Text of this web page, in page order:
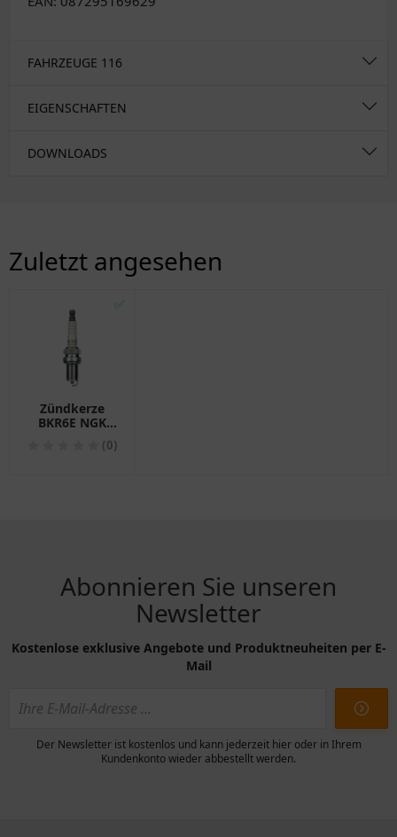
FAHRZEUGE 116
EIGENSCHAFTEN
DOWNLOADS
Zuletzt angesehen
✅
Zündkerze
BKR6E NGK
passend für:(0)
Abonnieren Sie unseren
Newsletter
Kostenlose exklusive Angebote und Produktneuheiten per E-
Mail
Der Newsletter ist kostenlos und kann jederzeit hier oder in Ihrem
Kundenkonto wieder abbestellt werden.